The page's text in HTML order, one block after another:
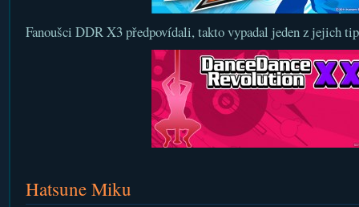
Fanoušci DDR X3 předpovídali, takto vypadal jeden z jejich
Hatsune Miku